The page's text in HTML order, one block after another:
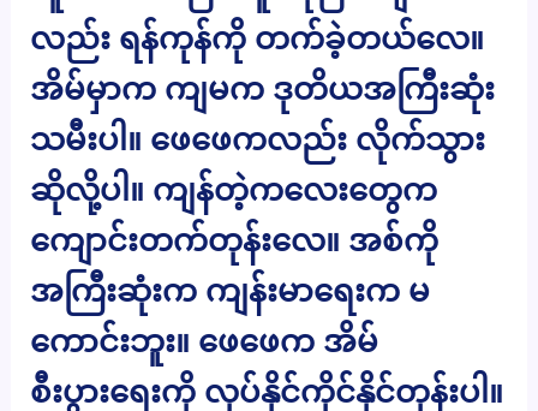
လည်း ရန်ကုန်ကို တက်ခဲ့တယ်လေ။
အိမ်မှာက ကျမက ဒုတိယအကြီးဆုံး
သမီးပါ။ ဖေဖေကလည်း လိုက်သွား
ဆိုလို့ပါ။ ကျန်တဲ့ကလေးတွေက
ကျောင်းတက်တုန်းလေ။ အစ်ကို
အကြီးဆုံးက ကျန်းမာရေးက မ
ကောင်းဘူး။ ဖေဖေက အိမ်
စီးပွားရေးကို လုပ်နိုင်ကိုင်နိုင်တုန်းပါ။